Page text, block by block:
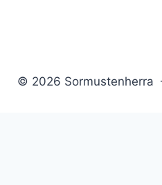
© 2026 Sormustenherra